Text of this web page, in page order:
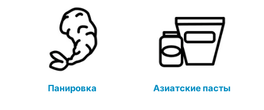
Панировка Азиатские пасты